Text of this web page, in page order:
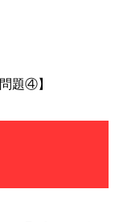
題④】